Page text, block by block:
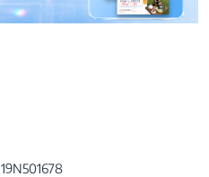
19N501678